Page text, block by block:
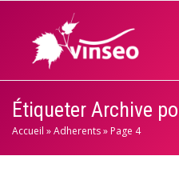
Étiqueter Archive
Accueil »Adherents» Page 4